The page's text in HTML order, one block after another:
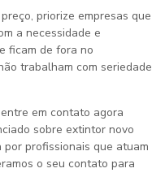
, priorize empresas que
a necessidade e
ficam de fora no
trabalham com seriedade
em contato agora
sobre extintor novo
profissionais que atuam
o seu contato para